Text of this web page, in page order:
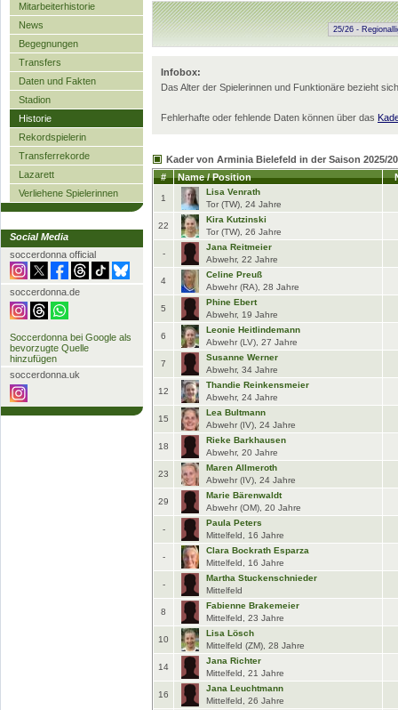
Mitarbeiterhistorie
News
Begegnungen
Transfers
Daten und Fakten
Stadion
Historie
Rekordspielerin
Transferrekorde
Lazarett
Verliehene Spielerinnen
Social Media
soccerdonna official
soccerdonna.de
Soccerdonna bei Google als
bevorzugte Quelle
hinzufügen
soccerdonna.uk
Infobox:
Das Alter der Spielerinnen und Funktionäre bezieht
Fehlerhafte oder fehlende Daten können über das
Kader von Arminia Bielefeld in der Saison 2025/
#
Name / Position
1
Lisa Venrath
Tor (TW), 24 Jahre
22
Kira Kutzinski
Tor (TW), 26 Jahre
-
Jana Reitmeier
Abwehr, 22 Jahre
4
Celine Preuß
Abwehr (RA), 28 Jahre
5
Phine Ebert
Abwehr, 19 Jahre
6
Leonie Heitlindemann
Abwehr (LV), 27 Jahre
7
Susanne Werner
Abwehr, 34 Jahre
12
Thandie Reinkensmeier
Abwehr, 24 Jahre
15
Lea Bultmann
Abwehr (IV), 24 Jahre
18
Rieke Barkhausen
Abwehr, 20 Jahre
23
Maren Allmeroth
Abwehr (IV), 24 Jahre
29
Marie Bärenwaldt
Abwehr (OM), 20 Jahre
-
Paula Peters
Mittelfeld, 16 Jahre
-
Clara Bockrath Esparza
Mittelfeld, 16 Jahre
-
Martha Stuckenschnieder
Mittelfeld
8
Fabienne Brakemeier
Mittelfeld, 23 Jahre
10
Lisa Lösch
Mittelfeld (ZM), 28 Jahre
14
Jana Richter
Mittelfeld, 21 Jahre
16
Jana Leuchtmann
Mittelfeld, 26 Jahre